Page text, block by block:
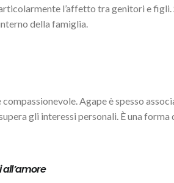
l’affetto tra genitori e figli.
della famiglia.
Agape è spesso
gli interessi personali. È una